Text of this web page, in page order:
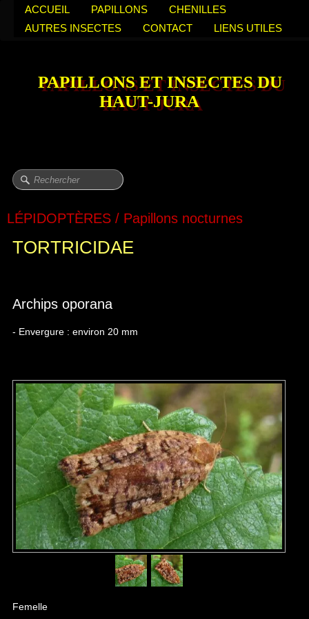
ACCUEIL PAPILLONS
CHENILLES
AUTRES INSECTES
CONTACT LIENS UTILES
PAPILLONS ET INSECTES DU
HAUT-JURA
LÉPIDOPTÈRES / Papillons nocturnes
TORTRICIDAE
Archips oporana
- Envergure : environ 20 mm
Femelle